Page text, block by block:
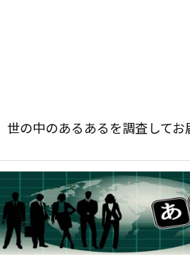
世の中のあるあるを調査してお